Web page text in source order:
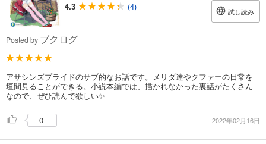
4.3
(4) 試し読み
Posted by ブクログ
アサシンズプライドのサブ的なお話です。メリダ達やクファーの日常を
垣間見ることができる。小説本編では、描かれなかった裏話がたくさん
なので、ぜひ読んで欲しい✨
0 2022年02月16日